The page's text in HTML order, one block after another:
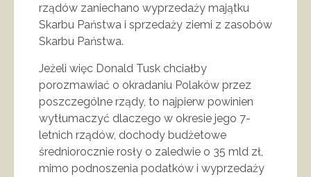
rządów zaniechano wyprzedaży majątku
Skarbu Państwa i sprzedaży ziemi z zasobów
Skarbu Państwa.
Jeżeli więc Donald Tusk chciałby
porozmawiać o okradaniu Polaków przez
poszczególne rządy, to najpierw powinien
wytłumaczyć dlaczego w okresie jego 7-
letnich rządów, dochody budżetowe
średniorocznie rosły o zaledwie o 35 mld zł,
mimo podnoszenia podatków i wyprzedaży